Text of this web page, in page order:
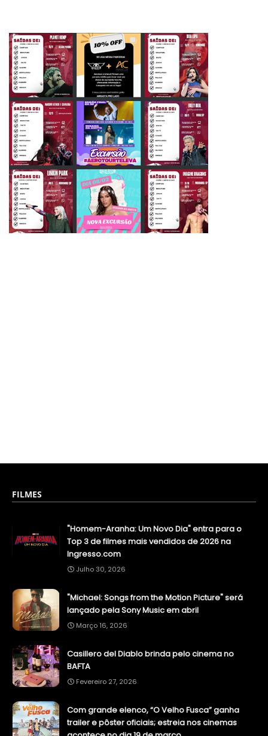
FILMES
"Homem-Aranha: Um Novo Dia" entra para o
Top 3 de filmes mais vendidos de 2026 na
Ingresso.com
Julho 30, 2026
"Michael: Songs from the Motion Picture" será
lançado pela Sony Music em abril
Março 16, 2026
Casillero del Diablo brinda pelo cinema no
BAFTA
Fevereiro 27, 2026
Com grande elenco, “O Velho Fusca” ganha
trailer e pôster oficiais; estreia nos cinemas